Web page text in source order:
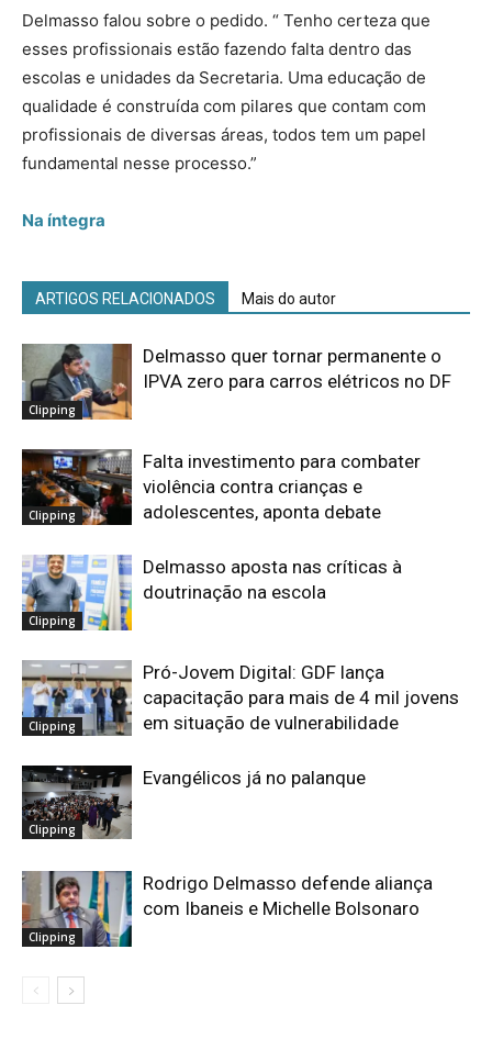
Delmasso falou sobre o pedido. “ Tenho certeza que
esses profissionais estão fazendo falta dentro das
escolas e unidades da Secretaria. Uma educação de
qualidade é construída com pilares que contam com
profissionais de diversas áreas, todos tem um papel
fundamental nesse processo.”
Na íntegra
ARTIGOS RELACIONADOS Mais do autor
Clipping
Delmasso quer tornar permanente o
IPVA zero para carros elétricos no DF
Clipping
Falta investimento para combater
violência contra crianças e
adolescentes, aponta debate
Clipping
Delmasso aposta nas críticas à
doutrinação na escola
Clipping
Pró-Jovem Digital: GDF lança
capacitação para mais de 4 mil jovens
em situação de vulnerabilidade
Clipping
Evangélicos já no palanque
Clipping
Rodrigo Delmasso defende aliança
com Ibaneis e Michelle Bolsonaro